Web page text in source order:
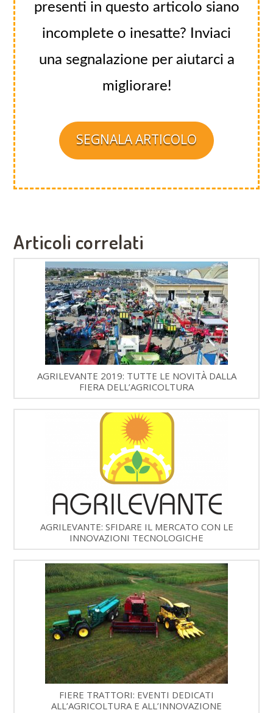
presenti in questo articolo siano
incomplete o inesatte? Inviaci
una segnalazione per aiutarci a
migliorare!
SEGNALA ARTICOLO
Articoli correlati
AGRILEVANTE 2019: TUTTE LE NOVITÀ DALLA
FIERA DELL’AGRICOLTURA
AGRILEVANTE: SFIDARE IL MERCATO CON LE
INNOVAZIONI TECNOLOGICHE
FIERE TRATTORI: EVENTI DEDICATI
ALL’AGRICOLTURA E ALL’INNOVAZIONE